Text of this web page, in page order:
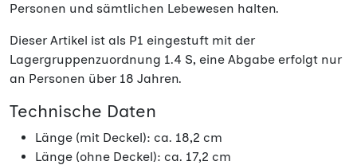
Personen und sämtlichen Lebewesen halten.
Dieser Artikel ist als P1 eingestuft mit der
Lagergruppenzuordnung 1.4 S, eine Abgabe erfolgt nur
an Personen über 18 Jahren.
Technische Daten
Länge (mit Deckel): ca. 18,2 cm
Länge (ohne Deckel): ca. 17,2 cm